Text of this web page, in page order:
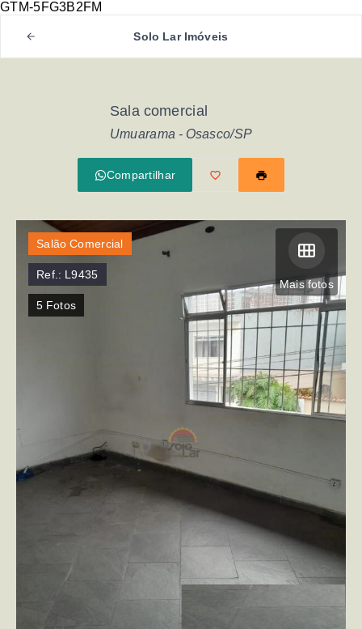
GTM-5FG3B2FM
Solo Lar Imóveis
Sala comercial
Umuarama - Osasco/SP
Compartilhar
Mais fotos
Salão Comercial
Ref.: L9435
5 Fotos